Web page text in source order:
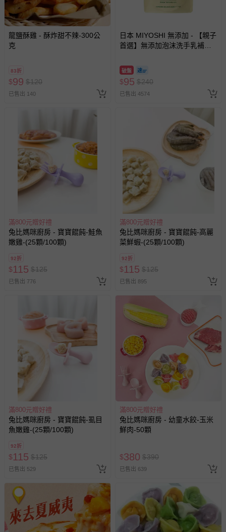
龍鹽酥雞 - 酥炸甜不辣-300公
克
83折
$99 $120
已售出 140
日本 MIYOSHI 無添加 - 【親子
首選】無添加泡沫洗手乳補充
破盤
$95 $240
已售出 4574
滿800元贈好禮
兔比媽咪廚房 - 寶寶餛飩-鮭魚
嫩雞-(25顆/100顆)
92折
$115 $125
已售出 776
滿800元贈好禮
兔比媽咪廚房 - 寶寶餛飩-高麗
菜鮮蝦-(25顆/100顆)
92折
$115 $125
已售出 895
滿800元贈好禮
兔比媽咪廚房 - 寶寶餛飩-虱目
魚嫩雞-(25顆/100顆)
92折
$115 $125
已售出 529
滿800元贈好禮
兔比媽咪廚房 - 幼童水餃-玉米
鮮肉-50顆
$380 $390
已售出 639